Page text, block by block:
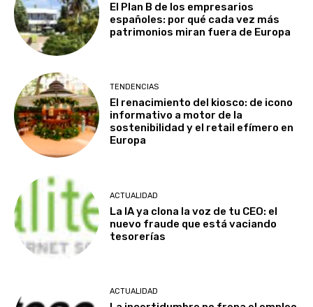
El Plan B de los empresarios
españoles: por qué cada vez más
patrimonios miran fuera de Europa
TENDENCIAS
El renacimiento del kiosco: de icono
informativo a motor de la
sostenibilidad y el retail efímero en
Europa
ACTUALIDAD
La IA ya clona la voz de tu CEO: el
nuevo fraude que está vaciando
tesorerías
ACTUALIDAD